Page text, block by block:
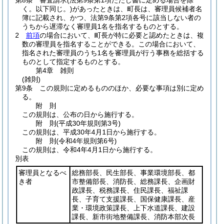
く。以下同じ。)があったときは、町長は、審理員候補者名
簿に記載され、かつ、法第9条第2項各号に該当しない者の
うちから遅滞なく審理員1名を指名するものとする。
2
前項の場合において、町長が特に必要と認めたときは、複
数の審理員を指名することができる。
この場合において、
指名された審理員のうち1名を審理員が行う事務を総括する
ものとして指定するものとする。
第4章
雑則
(雑則)
第9条
この規則に定めるもののほか、必要な事項は別に定め
る。
附 則
この規則は、公布の日から施行する。
附 則(平成30年規則第3号)
この規則は、平成30年4月1日から施行する。
附 則(令和4年規則第6号)
この規則は、令和4年4月1日から施行する。
別表
審理員となるべ
き者
総務部長、民生部長、事業環境部長、都
市整備部長、消防長、総務課長、企画財
政課長、税務課長、住民課長、福祉課
長、子育て支援課長、国保健康課長、産
業・環境政策課長、上下水道課長、建設
課長、新市街地整備課長、消防本部次長